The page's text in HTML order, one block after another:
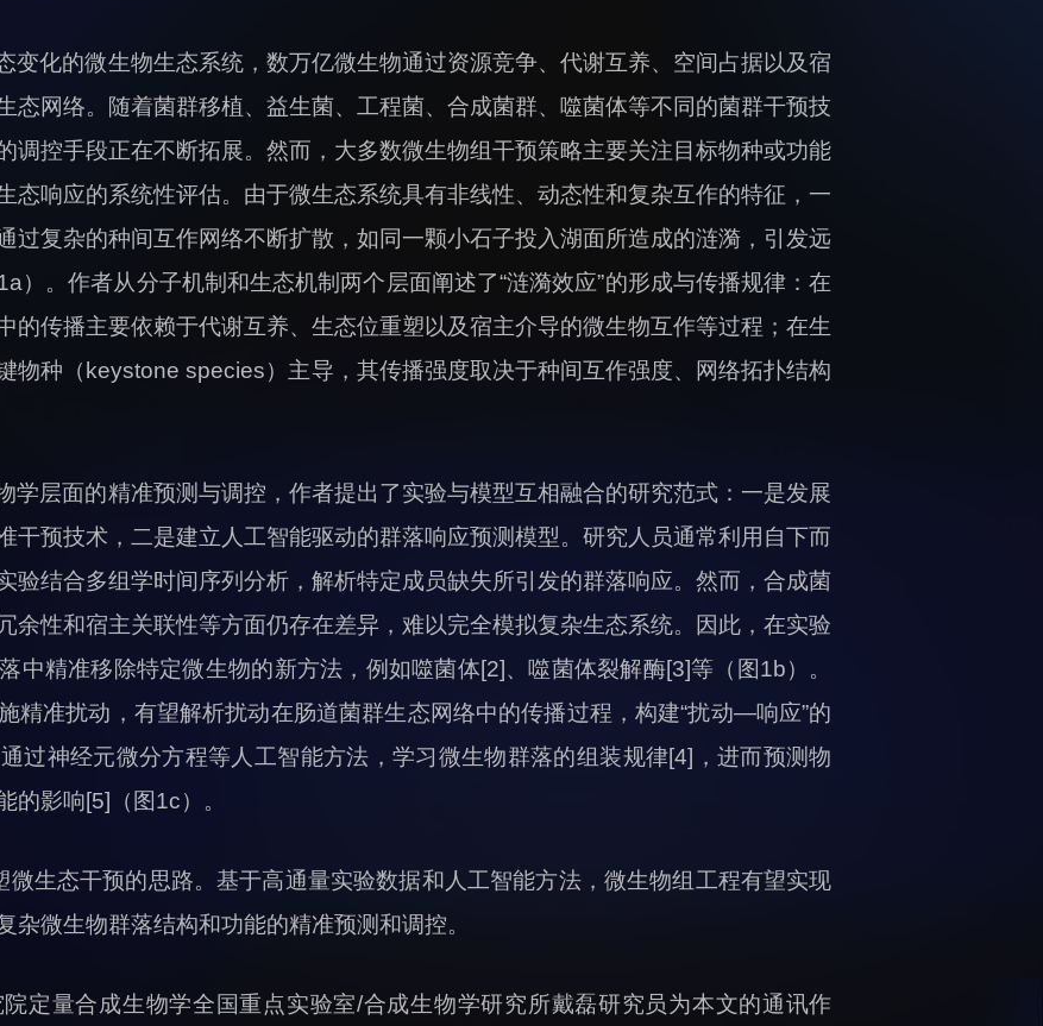
变化的微生物生态系统，数万亿微生物通过资源竞争、代谢互养、空间占据以及宿
态网络。随着菌群移植、益生菌、工程菌、合成菌群、噬菌体等不同的菌群干预技
调控手段正在不断拓展。然而，大多数微生物组干预策略主要关注目标物种或功能
态响应的系统性评估。由于微生态系统具有非线性、动态性和复杂互作的特征，一
过复杂的种间互作网络不断扩散，如同一颗小石子投入湖面所造成的涟漪，引发远
）。作者从分子机制和生态机制两个层面阐述了“涟漪效应”的形成与传播规律：在
的传播主要依赖于代谢互养、生态位重塑以及宿主介导的微生物互作等过程；在生
物种（keystone species）主导，其传播强度取决于种间互作强度、网络拓扑结构
学层面的精准预测与调控，作者提出了实验与模型互相融合的研究范式：一是发展
干预技术，二是建立人工智能驱动的群落响应预测模型。研究人员通常利用自下而
验结合多组学时间序列分析，解析特定成员缺失所引发的群落响应。然而，合成菌
余性和宿主关联性等方面仍存在差异，难以完全模拟复杂生态系统。因此，在实验
中精准移除特定微生物的新方法，例如噬菌体[2]、噬菌体裂解酶[3]等（图1b）。
精准扰动，有望解析扰动在肠道菌群生态网络中的传播过程，构建“扰动—响应”的
过神经元微分方程等人工智能方法，学习微生物群落的组装规律[4]，进而预测物
的影响[5]（图1c）。
微生态干预的思路。基于高通量实验数据和人工智能方法，微生物组工程有望实现
杂微生物群落结构和功能的精准预测和调控。
定量合成生物学全国重点实验室/合成生物学研究所戴磊研究员为本文的通讯作